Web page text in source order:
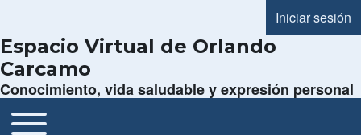
Menú de
Iniciar sesión
Espacio Virtual de Orlando
Carcamo
Conocimiento, vida saludable y expresión personal
Navegación principal
Toggle main menu